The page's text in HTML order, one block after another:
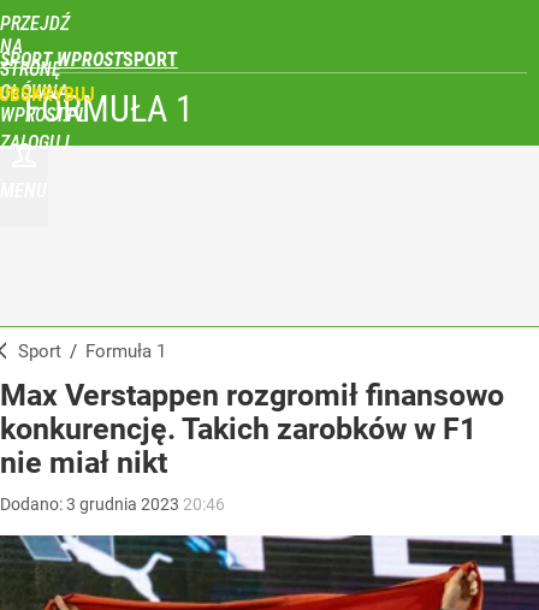
PRZEJDŹ
NA
STRONĘ
GŁÓWNĄ
WPROST.PL
SPORT WPROST
ZALOGUJ
FORMUŁA 1
Sport / Formuła 1
Max Verstappen rozgromił finansowo
konkurencję. Takich zarobków w F1
nie miał nikt
Dodano:3 grudnia 2023 20:46